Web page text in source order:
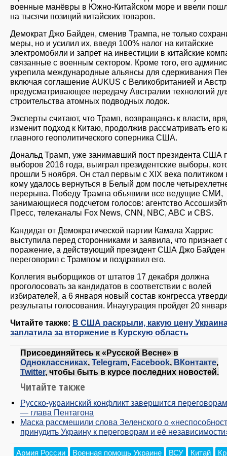
военные манёвры в Южно-Китайском море и ввели
на тысячи позиций китайских товаров.
Демократ Джо Байден, сменив Трампа, не только
меры, но и усилил их, введя 100% налог на китайские
электромобили и запрет на инвестиции в китайские
связанные с военным сектором. Кроме того, его
укрепила международные альянсы для сдерживания
включая соглашение AUKUS с Великобританией и
предусматривающее передачу Австралии технологий
строительства атомных подводных лодок.
Эксперты считают, что Трамп, возвращаясь к власти,
изменит подход к Китаю, продолжив рассматривать его
главного геополитического соперника США.
Дональд Трамп, уже занимавший пост президента США
выборов 2016 года, выиграл президентские выборы,
прошли 5 ноября. Он стал первым с XIX века
кому удалось вернуться в Белый дом после
перерыва. Победу Трампа объявили все ведущие СМИ,
занимающиеся подсчетом голосов: агентство
Пресс, телеканалы Fox News, CNN, NBC, ABC и CBS.
Кандидат от Демократической партии Камала Харрис
выступила перед сторонниками и заявила, что признает
поражение, а действующий президент США Джо Байден
переговорил с Трампом и поздравил его.
Коллегия выборщиков от штатов 17 декабря должна
проголосовать за кандидатов в соответствии с волей
избирателей, а 6 января новый состав конгресса
результаты голосования. Инаугурация пройдет 20
Читайте также: В США раскрыли, какую цену
заплатила за вторжение в Курскую область
Присоединяйтесь к «Русской Весне» в
Одноклассниках, Telegram, Facebook, ВКонтакте,
Twitter, чтобы быть в курсе последних новостей.
Читайте также
Русско-украинский конфликт завершится
— глава Пентагона
Маска рассмешили слова Зеленского о
принудить Украину к переговорам и её
Армия России Военная помощь Украине ВСУ Китай